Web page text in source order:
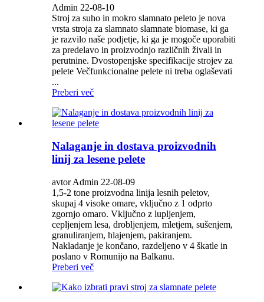
Admin 22-08-10
Stroj za suho in mokro slamnato peleto je nova
vrsta stroja za slamnato slamnate biomase, ki ga
je razvilo naše podjetje, ki ga je mogoče uporabiti
za predelavo in proizvodnjo različnih živali in
perutnine. Dvostopenjske specifikacije strojev za
pelete Večfunkcionalne pelete ni treba oglaševati
...
Preberi več
Nalaganje in dostava proizvodnih
linij za lesene pelete
avtor Admin 22-08-09
1,5-2 tone proizvodna linija lesnih peletov,
skupaj 4 visoke omare, vključno z 1 odprto
zgornjo omaro. Vključno z lupljenjem,
cepljenjem lesa, drobljenjem, mletjem, sušenjem,
granuliranjem, hlajenjem, pakiranjem.
Nakladanje je končano, razdeljeno v 4 škatle in
poslano v Romunijo na Balkanu.
Preberi več